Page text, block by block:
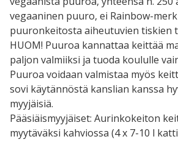
vegaaninen puuro, ei Rainbow-
puuronkeitosta aiheutuvien tiskien
HUOM! Puuroa kannattaa keittää
paljon valmiiksi ja tuoda koululle
Puuroa voidaan valmistaa myös
sovi käytännöstä kanslian kanssa
myyjäisiä.
Pääsiäismyyjäiset: Aurinkokeiton
myytäväksi kahviossa (4 x 7-10 l